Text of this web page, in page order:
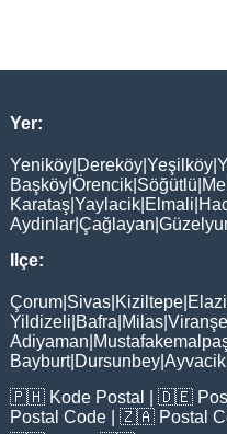
Yer:
Yeniköy Dereköy Yeşilköy
Başköy Örencik Söğütlü
Karataş Yaylacik Elmali
Aydinlar Çağlayan
Ilçe:
Çorum Sivas Kiziltepe
Yildizeli Bafra Milas
Adiyaman
Bayburt| Dursunbey Ayvacik
🇵🇭 Kode Postal | 🇩🇪
Postal Code | 🇿🇦 Postal